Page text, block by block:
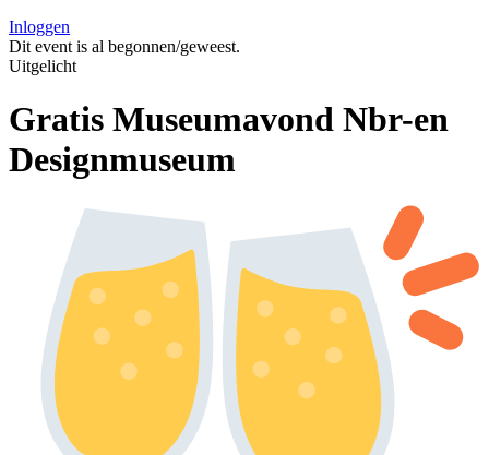
Inloggen
Dit event is al begonnen/geweest.
Uitgelicht
Gratis Museumavond Nbr-en
Designmuseum